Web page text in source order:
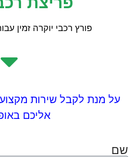
פורץ רכבי יוקרה זמין עבורכך 24
על מנת לקבל שירות
אליכם
שם